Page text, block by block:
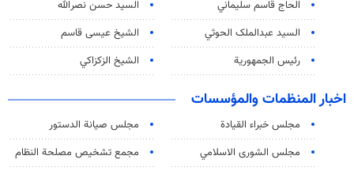
الحاج قاسم سليماني
السيد حسن نصرالله
السید عبدالملک الحوثي
الشيخ عيسى قاسم
رئيس الجمهورية
الشيخ الزكزاكي
اخبار المنظمات والمؤسسات
مجلس خبراء القيادة
مجلس صيانة الدستور
مجلس الشورى الاسلامي
مجمع تشخيص مصلحة النظام